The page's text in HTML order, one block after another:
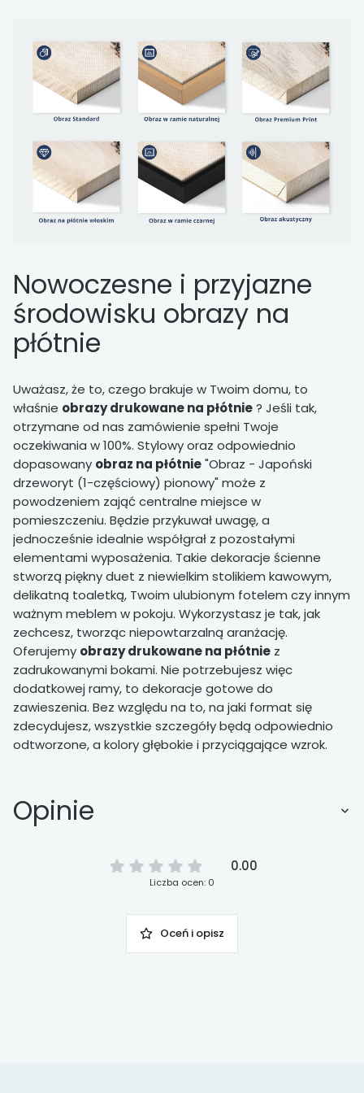
Nowoczesne i przyjazne
środowisku obrazy na
płótnie
Uważasz, że to, czego brakuje w Twoim domu, to
właśnie obrazy drukowane na płótnie? Jeśli tak,
otrzymane od nas zamówienie spełni Twoje
oczekiwania w 100%. Stylowy oraz odpowiednio
dopasowany obraz na płótnie"Obraz - Japoński
drzeworyt (1-częściowy) pionowy" może z
powodzeniem zająć centralne miejsce w
pomieszczeniu. Będzie przykuwał uwagę, a
jednocześnie idealnie współgrał z pozostałymi
elementami wyposażenia. Takie dekoracje ścienne
stworzą piękny duet z niewielkim stolikiem kawowym,
delikatną toaletką, Twoim ulubionym fotelem czy innym
ważnym meblem w pokoju. Wykorzystasz je tak, jak
zechcesz, tworząc niepowtarzalną aranżację.
Oferujemy obrazy drukowane na płótnie z
zadrukowanymi bokami. Nie potrzebujesz więc
dodatkowej ramy, to dekoracje gotowe do
zawieszenia. Bez względu na to, na jaki format się
zdecydujesz, wszystkie szczegóły będą odpowiednio
odtworzone, a kolory głębokie i przyciągające wzrok.
Opinie
0.00
Liczba ocen: 0
Oceń i opisz